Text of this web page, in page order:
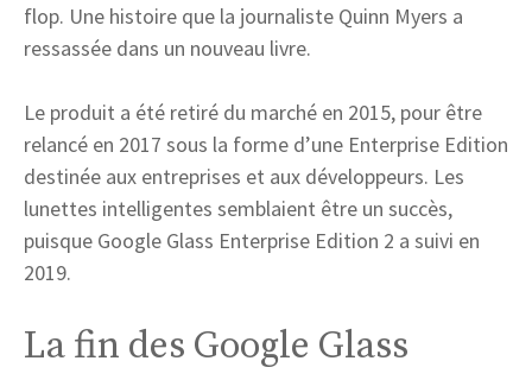
flop. Une histoire que la journaliste Quinn Myers a
ressassée dans un nouveau livre.
Le produit a été retiré du marché en 2015, pour être
relancé en 2017 sous la forme d’une Enterprise Edition
destinée aux entreprises et aux développeurs. Les
lunettes intelligentes semblaient être un succès,
puisque Google Glass Enterprise Edition 2 a suivi en
2019.
La fin des Google Glass